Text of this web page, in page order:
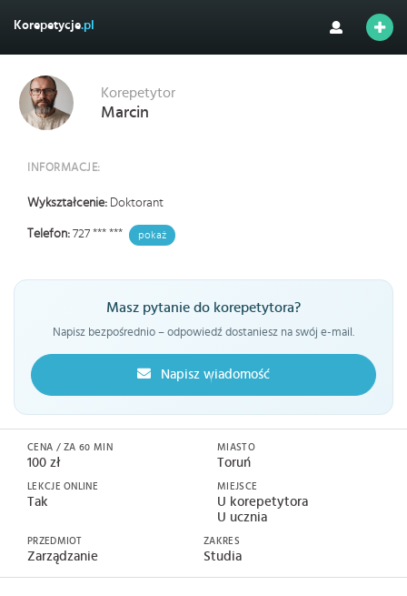
Korepetycje.pl
Korepetytor
Marcin
INFORMACJE:
Wykształcenie: Doktorant
Telefon: 727 *** *** pokaż
Masz pytanie do korepetytora?
Napisz bezpośrednio – odpowiedź dostaniesz na swój e-mail.
Napisz wiadomość
CENA / ZA 60 MIN
100 zł
LEKCJE ONLINE
Tak
MIASTO
Toruń
MIEJSCE
U korepetytora
U ucznia
PRZEDMIOT
Zarządzanie
ZAKRES
Studia